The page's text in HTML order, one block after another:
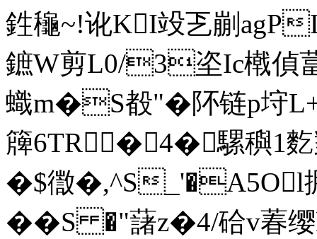
鉎龝~!讹KI竐乤剻
鏣W剪L0/3垐Ic橶偵葍
蟙m�S殾"�阫链p垨
簰6TR�4�騾穥1麧
�$徾�,^S
��S �"藷z�4/硆v萶